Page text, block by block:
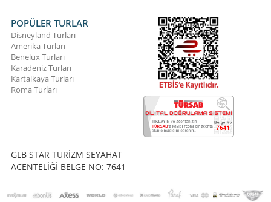
POPÜLER TURLAR
Disneyland Turları
Amerika Turları
Benelux Turları
Karadeniz Turları
Kartalkaya Turları
Roma Turları
GLB STAR TURİZM SEYAHAT
ACENTELİĞİ BELGE NO: 7641